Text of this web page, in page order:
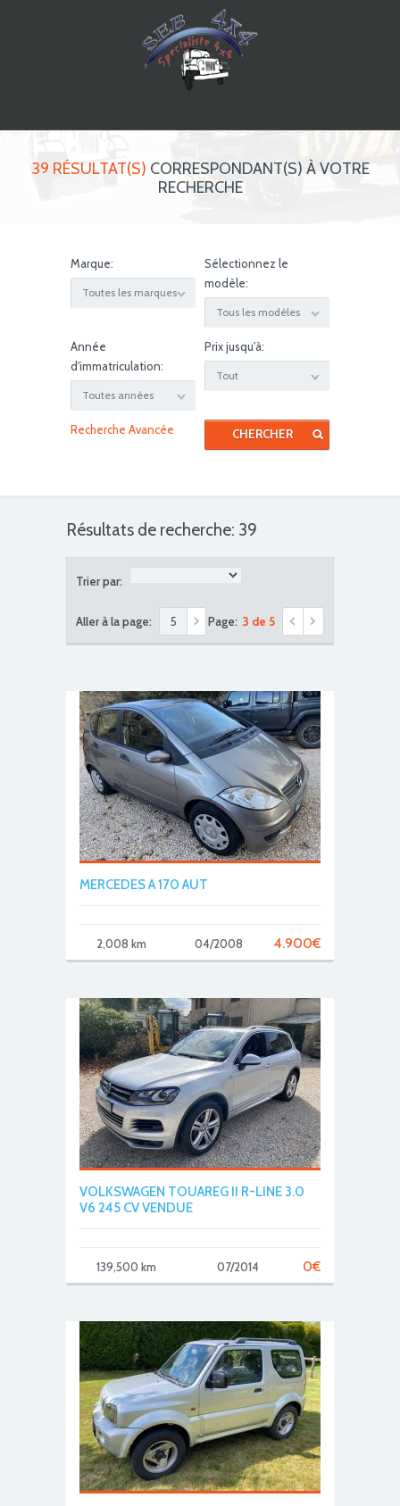
39 RÉSULTAT(S) CORRESPONDANT(S) À VOTRE
RECHERCHE
Marque:
Toutes les marques
Sélectionnez le
modèle:
Tous les modèles
Année
d'immatriculation:
Toutes années
Prix ​​jusqu'à:
Tout
Recherche Avancée
Résultats de recherche: 39
Trier par:
Aller à la page: Page: 3 de 5
MERCEDES A 170 AUT
4.900€
2,008 km 04/2008
VOLKSWAGEN TOUAREG II R-LINE 3.0
V6 245 CV VENDUE
0€
139,500 km 07/2014